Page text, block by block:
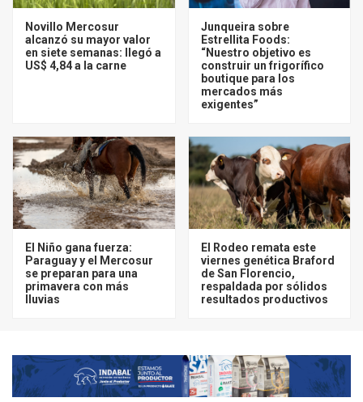
Novillo Mercosur
alcanzó su mayor valor
en siete semanas: llegó a
US$ 4,84 a la carne
Junqueira sobre
Estrellita Foods:
“Nuestro objetivo es
construir un frigorífico
boutique para los
mercados más
exigentes”
El Niño gana fuerza:
Paraguay y el Mercosur
se preparan para una
primavera con más
lluvias
El Rodeo remata este
viernes genética Braford
de San Florencio,
respaldada por sólidos
resultados productivos